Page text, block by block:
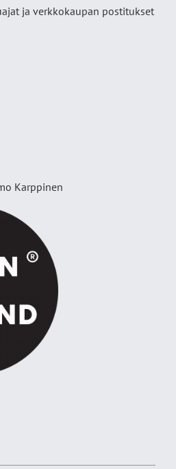
ja verkkokaupan postitukset
Karppinen